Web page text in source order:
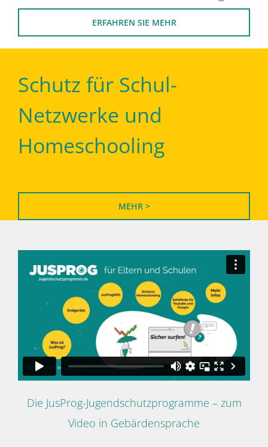
ERFAHREN SIE MEHR
Schutz für Schul-
Netzwerke und
Homeschooling
MEHR >
Die JusProg-Jugendschutzprogramme – zum
Video in Gebärdensprache